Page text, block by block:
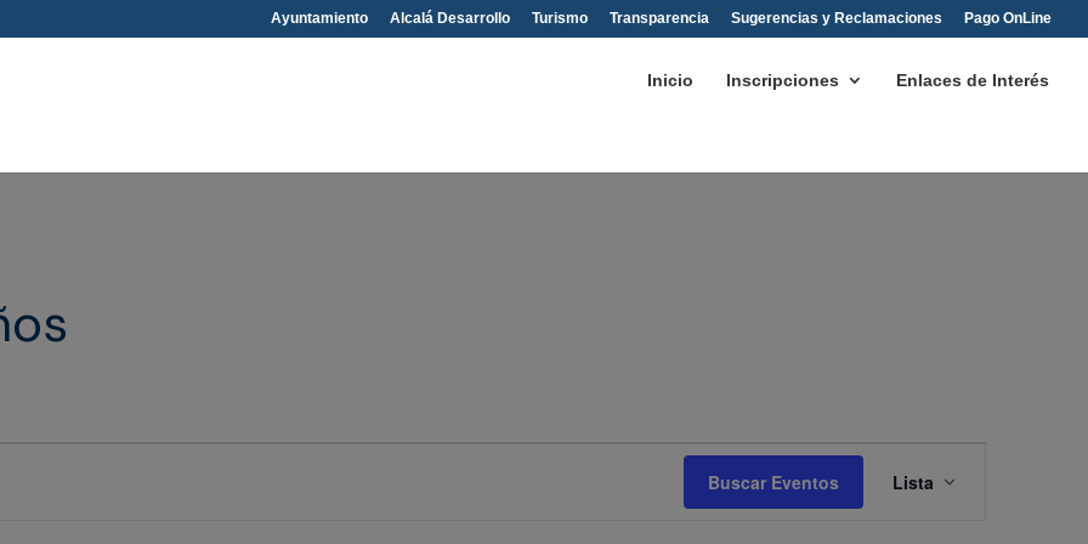
Ayuntamiento Alcalá Desarrollo Turismo Transparencia Sugerencias y Reclamaciones Pago OnLine
Inicio Inscripciones Enlaces de Interés
Buscar Eventos de
Lista